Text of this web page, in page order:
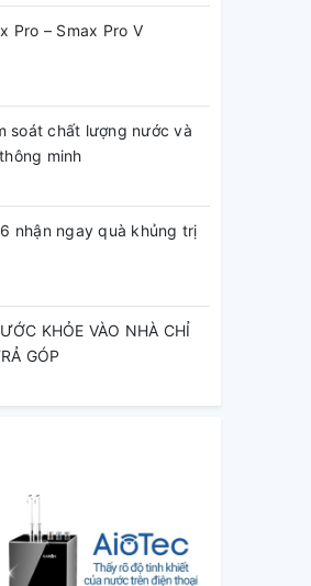
Pro – Smax Pro V
soát chất lượng nước và
minh
nhận ngay quà khủng trị
KHỎE VÀO NHÀ CHỈ
GÓP